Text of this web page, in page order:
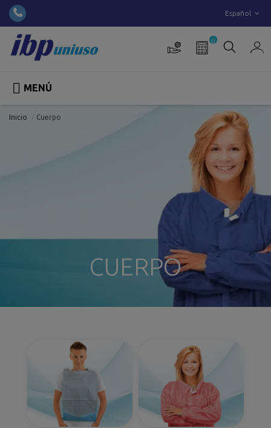
Español
0
 MENÚ
Inicio Cuerpo
CUERPO